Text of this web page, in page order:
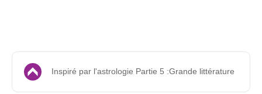
Inspiré par l'astrologie Partie 5 :Grande littérature